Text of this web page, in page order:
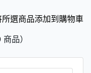
商品）